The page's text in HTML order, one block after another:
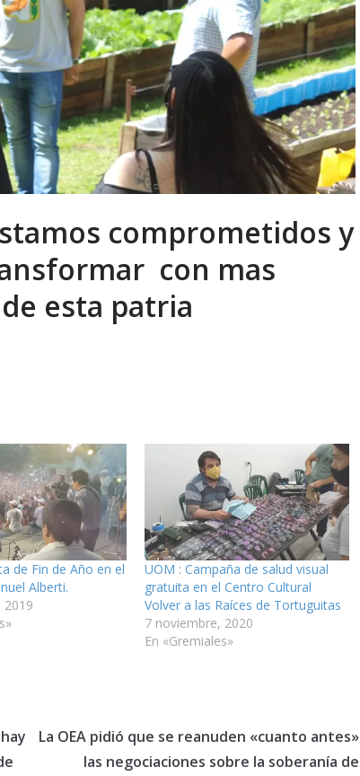
comprometidos y
con mas
esta patria
de Fin de Año en el
Alberti.
2019
UOM : Campaña de salud visual
gratuita en el Centro Cultural
Volver a las Raíces de Tortuguitas
7 noviembre, 2020
En «Gremiales»
La OEA pidió que se reanuden «cuanto antes»
las negociaciones sobre la soberanía de